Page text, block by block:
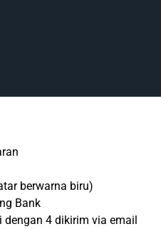
berwarna biru)
Bank
dengan 4 dikirim via email